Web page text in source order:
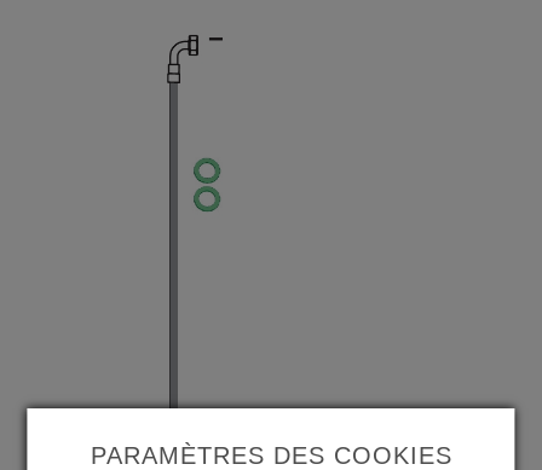
PARAMÈTRES DES COOKIES